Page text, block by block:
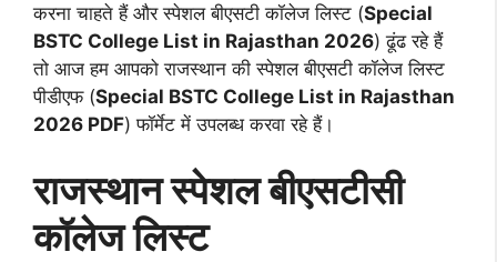
करना चाहते हैं और स्पेशल बीएसटी कॉलेज लिस्ट (Special
BSTC College List in Rajasthan 2026) ढूंढ रहे हैं
तो आज हम आपको राजस्थान की स्पेशल बीएसटी कॉलेज लिस्ट
पीडीएफ (Special BSTC College List in Rajasthan
2026 PDF) फॉर्मेट में उपलब्ध करवा रहे हैं।
राजस्थान स्पेशल बीएसटीसी
कॉलेज लिस्ट